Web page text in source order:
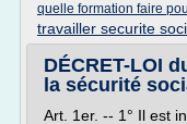
quelle formation faire
travailler securite
DÉCRET-LOI
la sécurité
Art. 1er. -- 1° Il est